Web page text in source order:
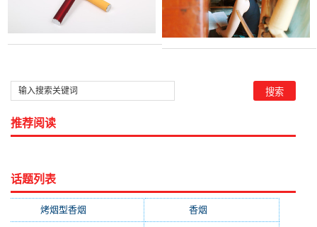
推荐阅读
话题列表
烤烟型香烟 香烟